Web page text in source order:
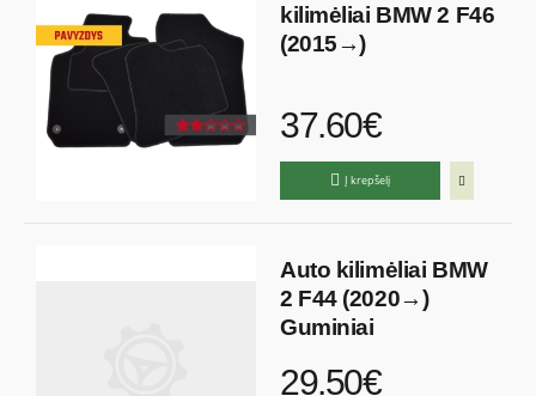
kilimėliai BMW 2 F46
(2015→)
37.60€
Į krepšelį
Auto kilimėliai BMW
2 F44 (2020→)
Guminiai
29.50€